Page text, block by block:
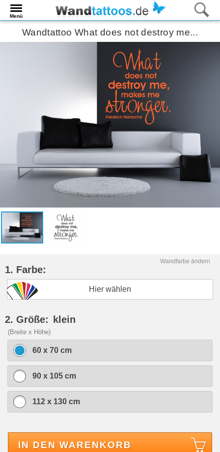
Menü
Wandtattoo What does not destroy me...
Wandfarbe ändern
1. Farbe:
Hier wählen
2. Größe: klein
(Breite x Höhe)
60 x 70 cm
90 x 105 cm
112 x 130 cm
IN DEN WARENKORB